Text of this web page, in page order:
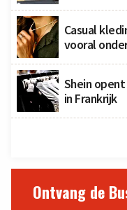
Casual
vooral
Shein
in Frankrijk
Ontvang de